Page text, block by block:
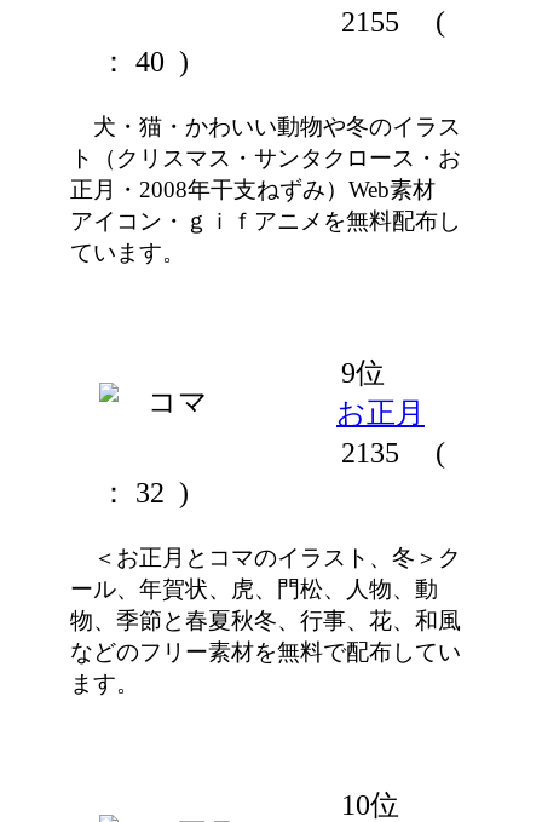
2155
(
： 40 )
犬・猫・かわいい動物や冬のイラス
ト（クリスマス・サンタクロース・お
正月・2008年干支ねずみ）Web素材
アイコン・ｇｉｆアニメを無料配布し
ています。
9位
お正月
2135
(
： 32 )
＜お正月とコマのイラスト、冬＞ク
ール、年賀状、虎、門松、人物、動
物、季節と春夏秋冬、行事、花、和風
などのフリー素材を無料で配布してい
ます。
10位